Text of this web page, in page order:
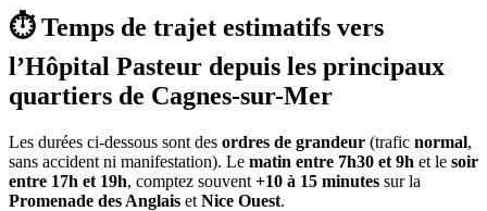
⏱ Temps de trajet estimatifs vers
l’Hôpital Pasteur depuis les principaux
quartiers de Cagnes-sur-Mer
Les durées ci-dessous sont des ordres de grandeur (trafic normal,
sans accident ni manifestation). Le matin entre 7h30 et 9h et le soir
entre 17h et 19h, comptez souvent +10 à 15 minutes sur la
Promenade des Anglais et Nice Ouest.